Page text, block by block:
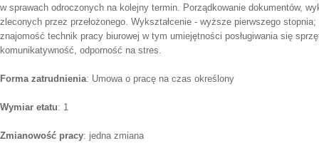
w sprawach odroczonych na kolejny termin. Porządkowanie dokumentów,
zleconych przez przełożonego. Wykształcenie - wyższe pierwszego
znajomość technik pracy biurowej w tym umiejętności posługiwania się
komunikatywność, odporność na stres.
Forma zatrudnienia: Umowa o pracę na czas określony
Wymiar etatu: 1
Zmianowość pracy: jedna zmiana